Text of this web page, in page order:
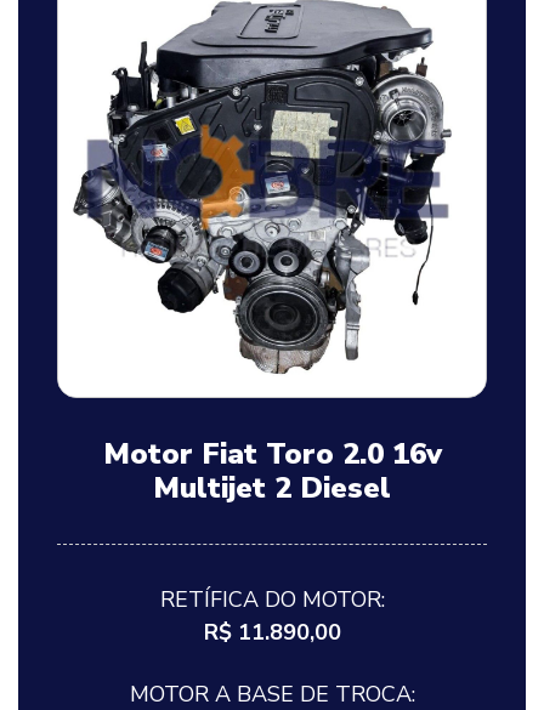
Motor Fiat Toro 2.0 16v
Multijet 2 Diesel
RETÍFICA DO MOTOR:
R$ 11.890,00
MOTOR A BASE DE TROCA: